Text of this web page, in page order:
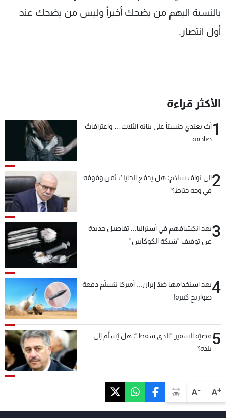
A+
A-
بالنسبة اليهم من يضحك أخيراً وليس من يضحك عند
أول انتصار.
الأكثر قراءة
1أبٌ يعتدي جنسيّاً على بناته الثلاث… واعترافاتٌ
صادمة
2الى نواف سلام: هل يدفع الحايك ثمن وقوفه
في وجه خيّاط؟
3بعد انكشافهم في أستراليا... تفاصيل جديدة
عن توقيف "شبكة الكوكايين"
4بعد استخدامها ضدّ إيران... أميركا تتسلّم دفعة
صواريخ كبيرة!
5قضيّة السفير "الذي سقط": هل يُسلَّم إلى
بلده؟